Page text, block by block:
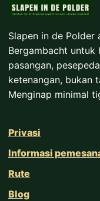
Slapen in de
Bergambacht untuk
pasangan,
ketenangan, bukan
Menginap minimal
Privasi
Informasi
Rute
Blog